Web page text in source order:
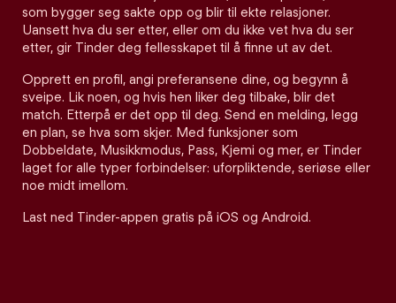
som bygger seg sakte opp og blir til ekte relasjoner.
Uansett hva du ser etter, eller om du ikke vet hva du ser
etter, gir Tinder deg fellesskapet til å finne ut av det.
Opprett en profil, angi preferansene dine, og begynn å
sveipe. Lik noen, og hvis hen liker deg tilbake, blir det
match. Etterpå er det opp til deg. Send en melding, legg
en plan, se hva som skjer. Med funksjoner som
Dobbeldate, Musikkmodus, Pass, Kjemi og mer, er Tinder
laget for alle typer forbindelser: uforpliktende, seriøse eller
noe midt imellom.
Last ned Tinder-appen gratis på iOS og Android.